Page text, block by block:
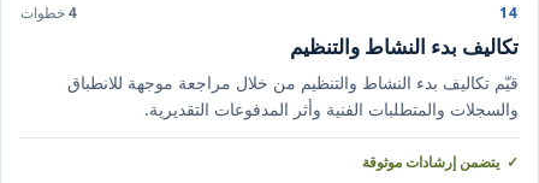
14
4خطوات
تكاليف بدء النشاط والتنظيم
قيّم تكاليف بدء النشاط والتنظيم من خلال مراجعة موجهة للانطباق
والسجلات والمتطلبات الفنية وأثر المدفوعات التقديرية.
يتضمن إرشادات موثوقة